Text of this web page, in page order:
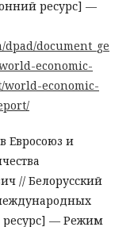
ресурс] —
document_ge
economic-
economic-
Евросоюз и
// Белорусский
ресурс] — Режим